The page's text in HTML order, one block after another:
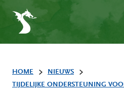
HOME
NIEUWS
TIJDELIJKE ONDERSTEUNING